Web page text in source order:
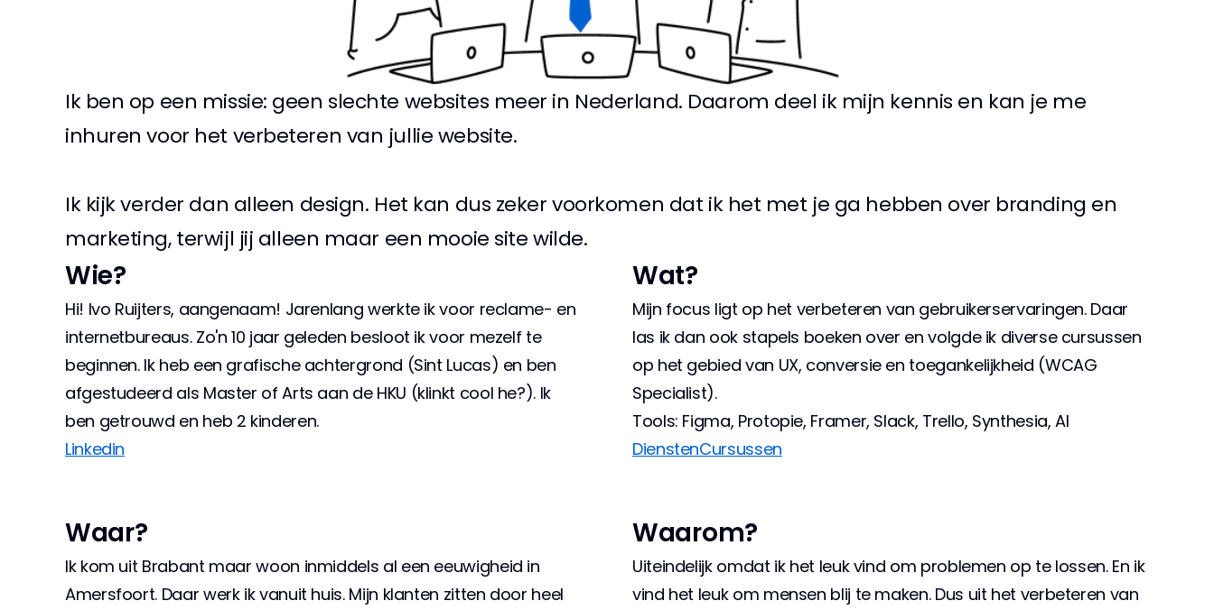
Ik ben op een missie: geen slechte websites meer in Nederland. Daarom deel ik mijn kennis en kan je me
inhuren voor het verbeteren van jullie website.
Ik kijk verder dan alleen design. Het kan dus zeker voorkomen dat ik het met je ga hebben over branding en
marketing, terwijl jij alleen maar een mooie site wilde.
Wie?
Hi! Ivo Ruijters, aangenaam! Jarenlang werkte ik voor reclame- en
internetbureaus. Zo'n 10 jaar geleden besloot ik voor mezelf te
beginnen. Ik heb een grafische achtergrond (Sint Lucas) en ben
afgestudeerd als Master of Arts aan de HKU (klinkt cool he?). Ik
ben getrouwd en heb 2 kinderen.
Linkedin
Wat?
Mijn focus ligt op het verbeteren van gebruikerservaringen. Daar
las ik dan ook stapels boeken over en volgde ik diverse cursussen
op het gebied van UX, conversie en toegankelijkheid (WCAG
Specialist).
Tools: Figma, Protopie, Framer, Slack, Trello, Synthesia, AI
DienstenCursussen
Waar?
Ik kom uit Brabant maar woon inmiddels al een eeuwigheid in
Amersfoort. Daar werk ik vanuit huis. Mijn klanten zitten door heel
Waarom?
Uiteindelijk omdat ik het leuk vind om problemen op te lossen. En ik
vind het leuk om mensen blij te maken. Dus uit het verbeteren van